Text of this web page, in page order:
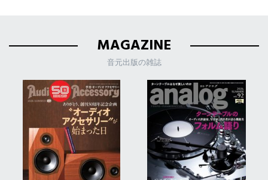
MAGAZINE
音元出版の雑誌